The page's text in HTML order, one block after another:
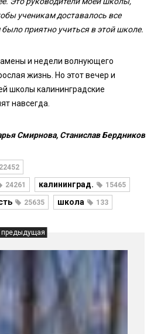
ученикам доставалось все
приятно учиться в этой школе.
и недели волнующего
жизнь. Но этот вечер и
школы калининградские
навсегда.
Смирнова, Станислав Бердников
22452
24261 калининград. 15465
25635 школа 133
предыдущая